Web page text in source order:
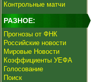
Контрольные матчи
РАЗНОЕ:
Прогнозы от ФНК
Российские новости
Мировые Новости
Коэффициенты УЕФА
Голосование
Поиск